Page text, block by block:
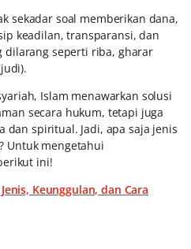
sekadar soal memberikan dana,
keadilan, transparansi, dan
dilarang seperti riba, gharar
Islam menawarkan solusi
secara hukum, tetapi juga
dan spiritual. Jadi, apa saja jenis
Untuk mengetahui
ini!
Keunggulan, dan Cara